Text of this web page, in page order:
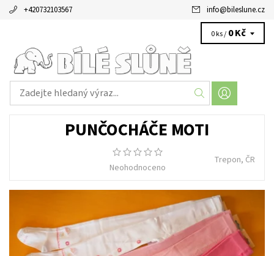
+420732103567 info@bileslune.cz
0 ks / 0 Kč
PUNČOCHÁČE MOTI
Neohodnoceno
Trepon, ČR